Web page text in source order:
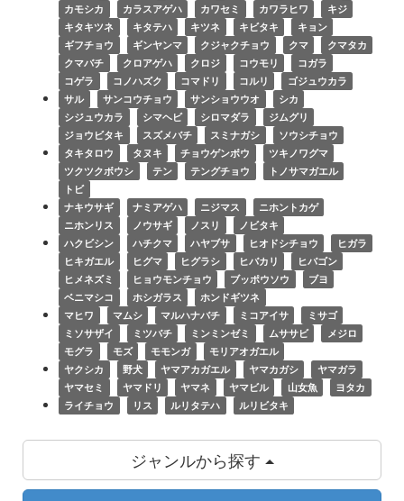
カモシカ
カラスアゲハ カワセミ カワラヒワ
キジ
キタキツネ
キタテハ キツネ キビタキ
キョン
ギフチョウ
ギンヤンマ クジャクチョウ クマ
クマタカ
クマバチ
クロアゲハ クロジ コウモリ
コガラ
コゲラ
コノハズク コマドリ コルリ
ゴジュウカラ
サル
サンコウチョウ サンショウウオ
シカ
シジュウカラ
シマヘビ シロマダラ
ジムグリ
ジョウビタキ
スズメバチ スミナガシ
ソウシチョウ
タキタロウ
タヌキ チョウゲンボウ
ツキノワグマ
ツクツクボウシ
テン テングチョウ
トノサマガエル
トビ
ナキウサギ
ナミアゲハ ニジマス
ニホントカゲ
ニホンリス
ノウサギ ノスリ
ノビタキ
ハクビシン
ハチクマ ハヤブサ ヒオドシチョウ
ヒガラ
ヒキガエル
ヒグマ ヒグラシ ヒバカリ
ヒバゴン
ヒメネズミ
ヒョウモンチョウ ブッポウソウ
ブヨ
ベニマシコ
ホシガラス
ホンドギツネ
マヒワ
マムシ マルハナバチ ミコアイサ
ミサゴ
ミソサザイ
ミツバチ ミンミンゼミ ムササビ
メジロ
モグラ
モズ モモンガ
モリアオガエル
ヤクシカ
野犬 ヤマアカガエル ヤマカガシ
ヤマガラ
ヤマセミ
ヤマドリ ヤマネ ヤマビル 山女魚
ヨタカ
ライチョウ
リス ルリタテハ ルリビタキ
ジャンルから探す